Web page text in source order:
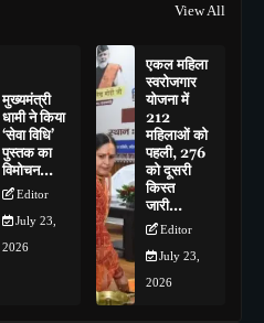
View All
मुख्यमंत्री
धामी ने किया
‘सेवा विधि’
पुस्तक का
विमोचन…
Editor
July 23,
2026
एकल महिला
स्वरोजगार
योजना में
212
महिलाओं को
पहली, 276
को दूसरी
किस्त
जारी…
Editor
July 23,
2026